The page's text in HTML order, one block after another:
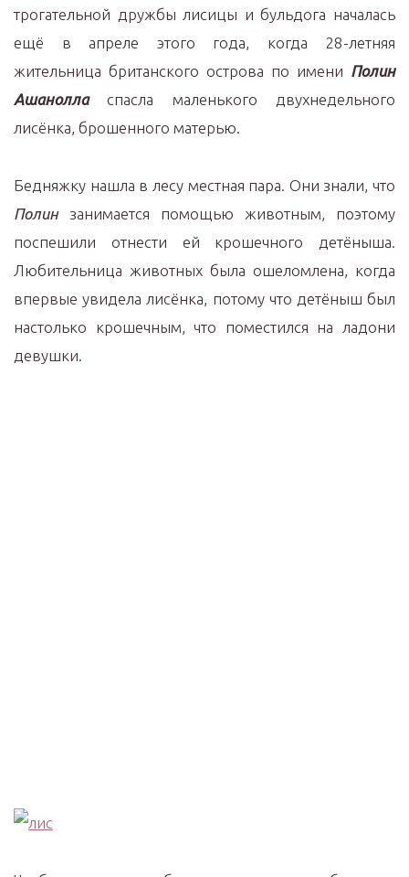
трогательной дружбы лисицы и бульдога началась
ещё в апреле этого года, когда 28-летняя
жительница британского острова по имени Полин
Ашанолласпасла маленького двухнедельного
лисёнка, брошенного матерью.
Бедняжку нашла в лесу местная пара. Они знали, что
Полинзанимается помощью животным, поэтому
поспешили отнести ей крошечного детёныша.
Любительница животных была ошеломлена, когда
впервые увидела лисёнка, потому что детёныш был
настолько крошечным, что поместился на ладони
девушки.